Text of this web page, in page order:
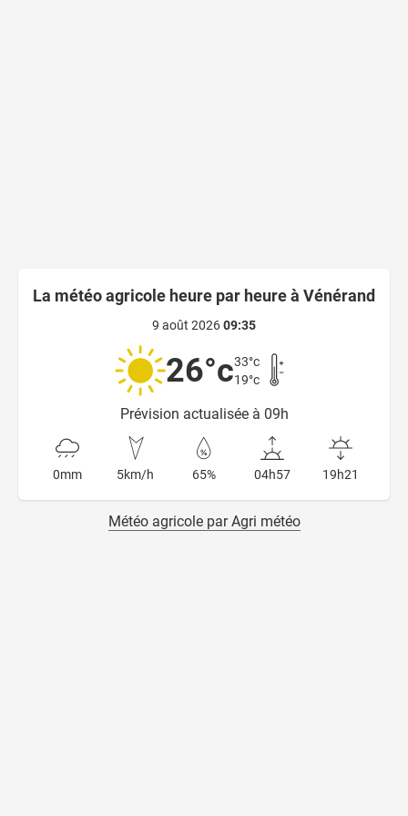
La météo agricole heure par heure à Vénérand
9 août 202609:35
26°c33°c
19°c
Prévision actualisée à 09h
0mm 5km/h 65% 04h57 19h21
Météo agricole par Agri météo